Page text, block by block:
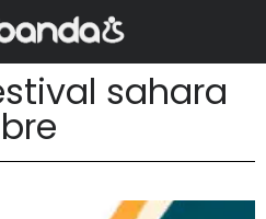
sahara